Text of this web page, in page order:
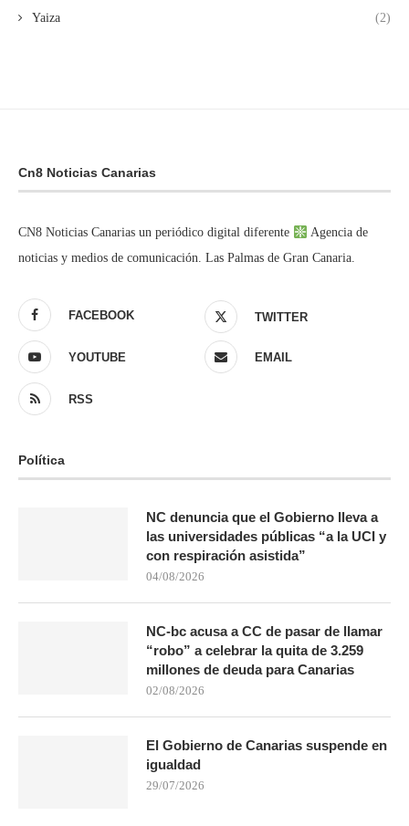
Yaiza (2)
Cn8 Noticias Canarias
CN8 Noticias Canarias un periódico digital diferente
Agencia de
noticias y medios de comunicación. Las Palmas de Gran Canaria.
FACEBOOK TWITTER
YOUTUBE EMAIL
RSS
Política
NC denuncia que el Gobierno lleva a
las universidades públicas “a la UCI y
con respiración asistida”
04/08/2026
NC-bc acusa a CC de pasar de llamar
“robo” a celebrar la quita de 3.259
millones de deuda para Canarias
02/08/2026
El Gobierno de Canarias suspende en
igualdad
29/07/2026